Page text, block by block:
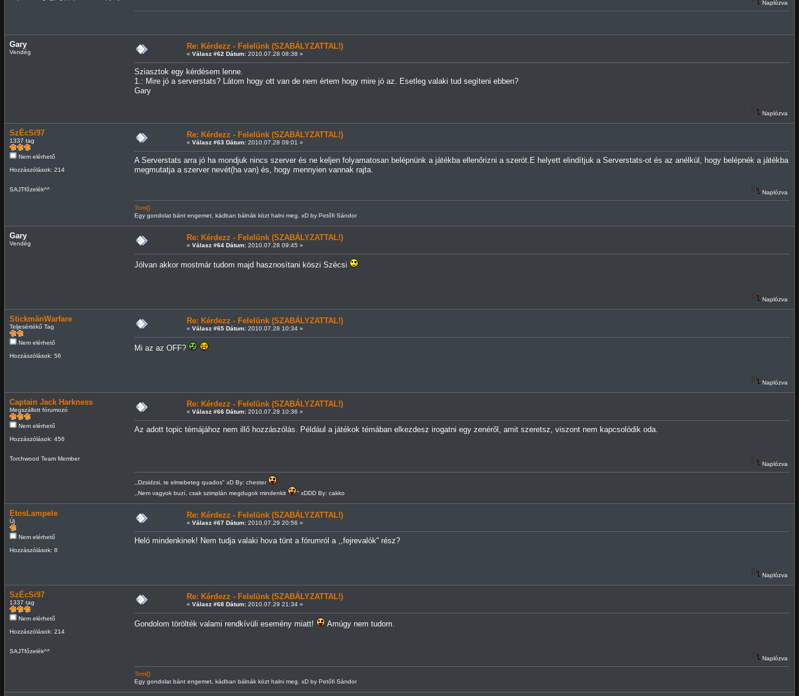
Naplózva
Gary
Vendég
Re: Kérdezz - Felelünk (SZABÁLYZATTAL!)
« Válasz #62 Dátum:2010.07.28 08:38 »
Sziasztok egy kérdésem lenne.
1.: Mire jó a serverstats? Látom hogy ott van de nem értem hogy mire jó az. Esetleg valaki tud segíteni ebben?
Gary
Naplózva
SzÉcSi97
1337 tag
Nem elérhető
Hozzászólások: 214
SAJTfőzelék^^
Re: Kérdezz - Felelünk (SZABÁLYZATTAL!)
« Válasz #63 Dátum:2010.07.28 09:01 »
A Serverstats arra jó ha mondjuk nincs szerver és ne keljen folyamatosan belépnünk a játékba ellenőrizni a szerót.E helyett elindítjuk a Serverstats-ot és az anélkül, hogy belépnék a játékba
megmutatja a szerver nevét(ha van) és, hogy mennyien vannak rajta.
Naplózva
Tomi[]
Egy gondolat bánt engemet, kádban bálnák közt halni meg. xD by Petőfi Sándor
Gary
Vendég
Re: Kérdezz - Felelünk (SZABÁLYZATTAL!)
« Válasz #64 Dátum:2010.07.28 09:45 »
Jólvan akkor mostmár tudom majd hasznosítani köszi Szécsi
Naplózva
StickmänWarfare
Teljesértékű Tag
Nem elérhető
Hozzászólások: 56
Re: Kérdezz - Felelünk (SZABÁLYZATTAL!)
« Válasz #65 Dátum:2010.07.28 10:34 »
Mi az az OFF?
Naplózva
Captain Jack Harkness
Megszállott fórumozó
Nem elérhető
Hozzászólások: 456
Torchwood Team Member
Re: Kérdezz - Felelünk (SZABÁLYZATTAL!)
« Válasz #66 Dátum:2010.07.28 10:36 »
Az adott topic témájához nem illő hozzászólás. Például a játékok témában elkezdesz irogatni egy zenéről, amit szeretsz, viszont nem kapcsolódik oda.
Naplózva
,,Dzsidzsi, te elmebeteg quados" xD By: chester
,,Nem vagyok buzí, csak szimplán megdugok mindenkit
" xDDD By: cakko
EtosLampele
Új
Nem elérhető
Hozzászólások: 8
Re: Kérdezz - Felelünk (SZABÁLYZATTAL!)
« Válasz #67 Dátum:2010.07.29 20:56 »
Heló mindenkinek! Nem tudja valaki hova tünt a fórumról a ,,fejrevalók'' rész?
Naplózva
SzÉcSi97
1337 tag
Nem elérhető
Hozzászólások: 214
SAJTfőzelék^^
Re: Kérdezz - Felelünk (SZABÁLYZATTAL!)
« Válasz #68 Dátum:2010.07.29 21:34 »
Gondolom törölték valami rendkívüli esemény miatt! Amúgy nem tudom.
Naplózva
Tomi[]
Egy gondolat bánt engemet, kádban bálnák közt halni meg. xD by Petőfi Sándor